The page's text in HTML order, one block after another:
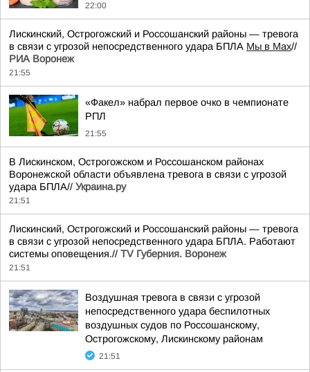
22:00
Лискинский, Острогожский и Россошанский районы — тревога
в связи с угрозой непосредственного удара БПЛА Мы в Мах//
РИА Воронеж
21:55
«Факел» набрал первое очко в чемпионате
РПЛ
21:55
В Лискинском, Острогожском и Россошанском районах
Воронежской области объявлена тревога в связи с угрозой
удара БПЛА// Украина.ру
21:51
Лискинский, Острогожский и Россошанский районы — тревога
в связи с угрозой непосредственного удара БПЛА. Работают
системы оповещения.// TV Губерния. Воронеж
21:51
Воздушная тревога в связи с угрозой
непосредственного удара беспилотных
воздушных судов по Россошанскому,
Острогожскому, Лискинскому районам
21:51